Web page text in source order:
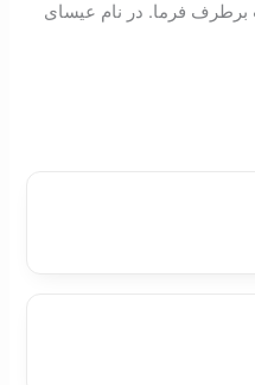
برطرف فرما. در نام عیسای